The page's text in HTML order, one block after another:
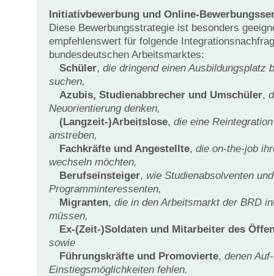
Initiativbewerbung und Online-
Diese Bewerbungsstrategie ist besonders
empfehlenswert für folgende
bundesdeutschen Arbeitsmarktes:
Schüler, die dringend einen Ausbildungsplatz
suchen,
Azubis, Studienabbrecher und Umschüler,
Neuorientierung denken,
(Langzeit-)Arbeitslose, die eine
anstreben,
Fachkräfte und Angestellte, die on-the-job
wechseln möchten,
Berufseinsteiger, wie Studienabsolventen
Programminteressenten,
Migranten, die in den Arbeitsmarkt der BRD
müssen,
Ex-(Zeit-)Soldaten und Mitarbeiter des
sowie
Führungskräfte und Promovierte, denen
Einstiegsmöglichkeiten fehlen.